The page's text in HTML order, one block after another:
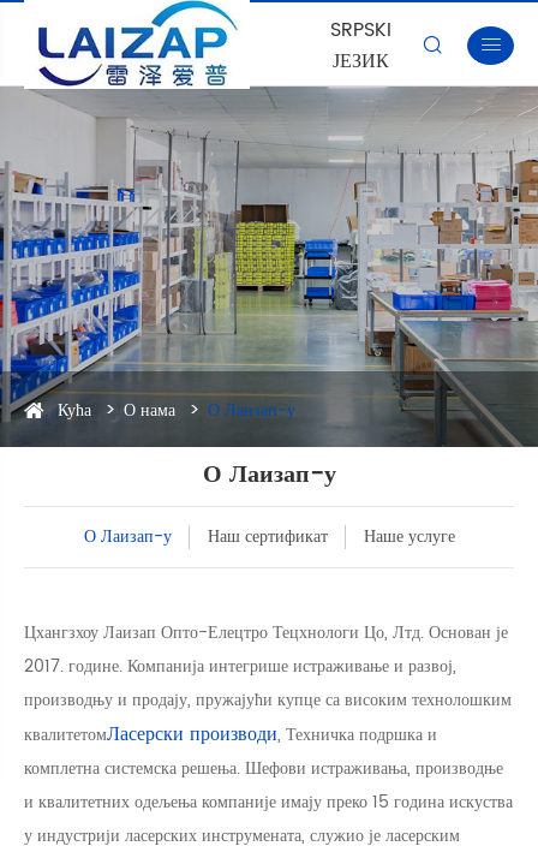
SRPSKI
ЈЕЗИК
 
Кућа О нама О Лаизап-у
О Лаизап-у
О Лаизап-у Наш сертификат Наше услуге
Цхангзхоу Лаизап Опто-Елецтро Тецхнологи Цо, Лтд. Основан је
2017. године. Компанија интегрише истраживање и развој,
производњу и продају, пружајући купце са високим технолошким
квалитетомЛасерски производи, Техничка подршка и
комплетна системска решења. Шефови истраживања, производње
и квалитетних одељења компаније имају преко 15 година искуства
у индустрији ласерских инструмената, служио је ласерским